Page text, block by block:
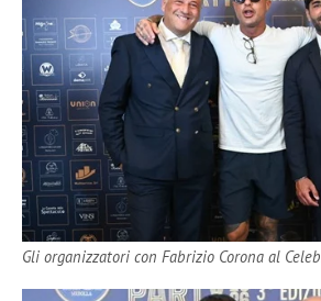
Gli organizzatori con Fabrizio Corona al